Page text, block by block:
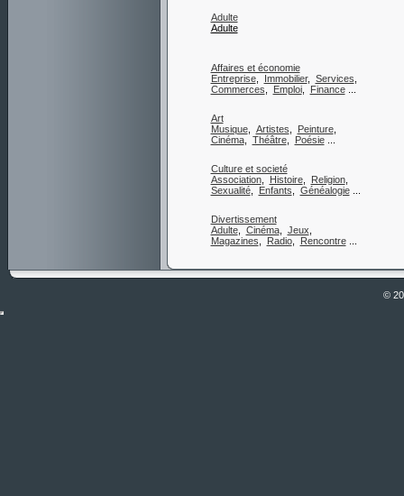
Adulte
Adulte
Affaires et économie
Entreprise, Immobilier, Services
Commerces
Emploi, Finance...
Art
Musique, Artistes Peinture,
Cinéma, Théâtre, Poésie...
Culture et societé
Association, Histoire, Religion,
Sexualité, Enfants Généalogie...
Divertissement
Adulte, Cinéma, Jeux
Magazines
Radio, Rencontre...
©